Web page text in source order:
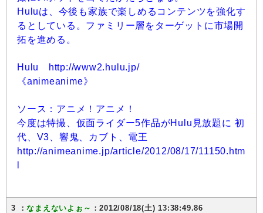
Huluは、今後も家族で楽しめるコンテンツを強化す
るとしている。ファミリー層をターゲットに市場開
拓を進める。
Hulu http://www2.hulu.jp/
《animeanime》
ソース：アニメ！アニメ！
今度は特撮、仮面ライダー5作品がHulu見放題に 初
代、V3、響鬼、カブト、電王
http://animeanime.jp/article/2012/08/17/11150.htm
3 ：なまえないよぉ～ ：2012/08/18(土) 13:38:49.86